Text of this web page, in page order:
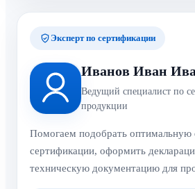
Эксперт по сертификации
Иванов Иван
Ведущий специалист по
продукции
Помогаем подобрать оптимальную
сертификации, оформить
техническую документацию для